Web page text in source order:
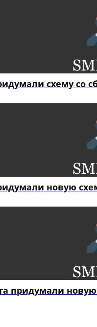
схему со
новую
придумали